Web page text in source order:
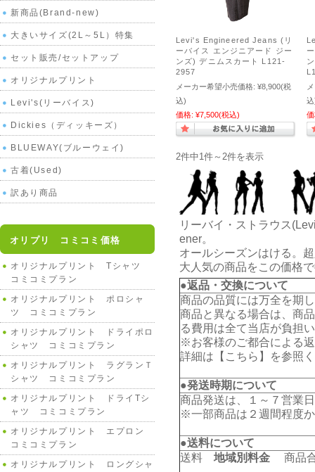
Levi's Engineered Jeans (リ
ーバイス エンジニアード ジー
ンズ) デニムスカート L121-
2957
メーカー希望小売価格: ¥8,900(税
込)
価格: ¥7,500(税込)
2件中1件～2件を表示
リーバイ・ストラウス
ener。
オールシーズンはける。
大人気の商品をこの価格
●返品・交換について
商品の品質には万全を期
商品と異なる場合は、商
る費用は全て当店が負担
※お客様のご都合による
詳細は【 こちら 】を参照
●発送時期について
商品発送は、１～７営業
※一部商品は２週間程度
●送料について
送料 地域別料金 商品合
新商品(Brand-new)
大きいサイズ(2L～5L）特集
セット販売/セットアップ
オリジナルプリント
Levi's(リーバイス)
Dickies（ディッキーズ）
BLUEWAY(ブルーウェイ)
古着(Used)
訳あり商品
オリプリ コミコミ価格
オリジナルプリント Tシャツ
コミコミプラン
オリジナルプリント ポロシャ
ツ コミコミプラン
オリジナルプリント ドライポロ
シャツ コミコミプラン
オリジナルプリント ラグランＴ
シャツ コミコミプラン
オリジナルプリント ドライTシ
ャツ コミコミプラン
オリジナルプリント エプロン
コミコミプラン
オリジナルプリント ロングシャ